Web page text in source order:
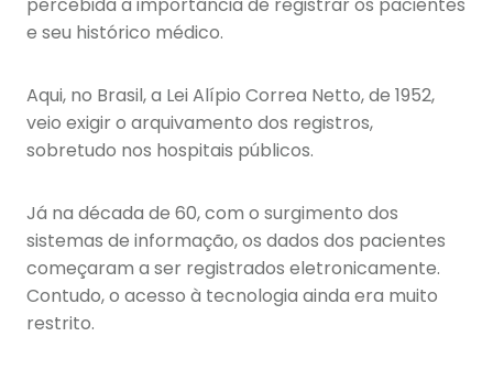
percebida a importância de registrar os pacientes
e seu histórico médico.
Aqui, no Brasil, a Lei Alípio Correa Netto, de 1952,
veio exigir o arquivamento dos registros,
sobretudo nos hospitais públicos.
Já na década de 60, com o surgimento dos
sistemas de informação, os dados dos pacientes
começaram a ser registrados eletronicamente.
Contudo, o acesso à tecnologia ainda era muito
restrito.